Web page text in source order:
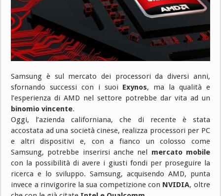
Samsung è sul mercato dei processori da diversi anni,
sfornando successi con i suoi Exynos, ma la qualità e
l’esperienza di AMD nel settore potrebbe dar vita ad un
binomio vincente.
Oggi, l’azienda californiana, che di recente è stata
accostata ad una società cinese, realizza processori per PC
e altri dispositivi e, con a fianco un colosso come
Samsung, potrebbe inserirsi anche nel mercato mobile
con la possibilità di avere i giusti fondi per proseguire la
ricerca e lo sviluppo. Samsung, acquisendo AMD, punta
invece a rinvigorire la sua competizione con NVIDIA, oltre